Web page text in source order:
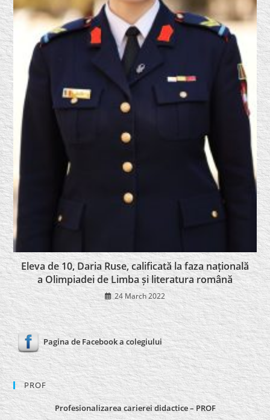
Eleva de 10, Daria Ruse, calificată la faza națională
a Olimpiadei de Limba și literatura română
24 March 2022
Pagina de Facebook a colegiului
PROF
Profesionalizarea carierei didactice – PROF